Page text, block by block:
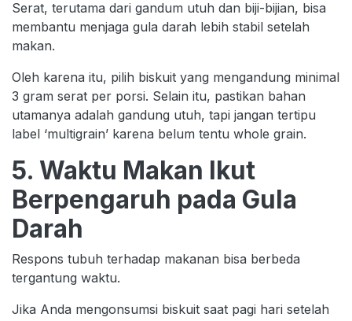
Serat, terutama dari gandum utuh dan biji-bijian, bisa
membantu menjaga gula darah lebih stabil setelah
makan.
Oleh karena itu, pilih biskuit yang mengandung minimal
3 gram serat per porsi. Selain itu, pastikan bahan
utamanya adalah gandung utuh, tapi jangan tertipu
label ‘multigrain’ karena belum tentu whole grain.
5. Waktu Makan Ikut
Berpengaruh pada Gula
Darah
Respons tubuh terhadap makanan bisa berbeda
tergantung waktu.
Jika Anda mengonsumsi biskuit saat pagi hari setelah